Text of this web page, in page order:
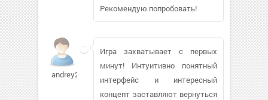
Рекомендую попробовать!
andrey2s
Игра захватывает с первых
минут! Интуитивно понятный
интерфейс и интересный
концепт заставляют вернуться